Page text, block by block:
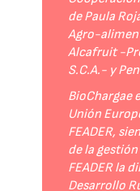
de Paula
Agro-
Alcafruit -
S.C.A.- y
BioChargae
Unión
FEADER,
de la
FEADER la
Desarrollo